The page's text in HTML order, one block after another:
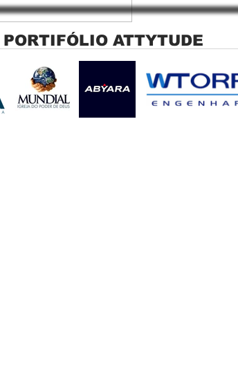
O
Persiana rolo tela solar
Jaguara SP Cortina rolo tela
solar Jaguara SP
ATTYTUDE